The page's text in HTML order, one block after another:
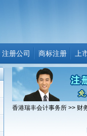
注册公司 商标注册 上
香港瑞丰会计事务所 >> 财